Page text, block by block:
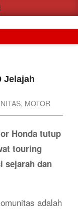
Jelajah
, MOTOR
Honda tutup
touring
sejarah dan
adalah